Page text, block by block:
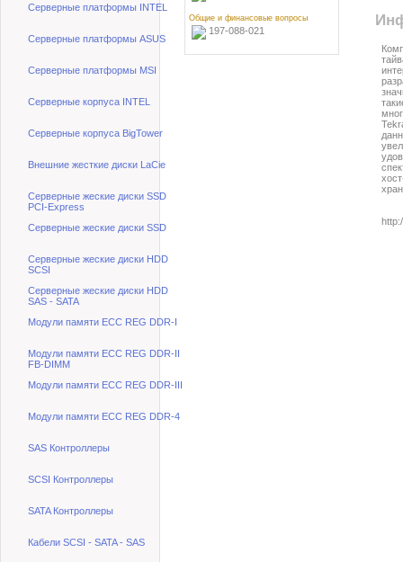
Серверные платформы INTEL
Серверные платформы ASUS
Серверные платформы MSI
Серверные корпуса INTEL
Серверные корпуса BigTower
Внешние жесткие диски LaCie
Серверные жеские диски SSD
PCI-Express
Серверные жеские диски SSD
Серверные жеские диски HDD
SCSI
Серверные жеские диски HDD
SAS - SATA
Модули памяти ECC REG DDR-I
Модули памяти ECC REG DDR-II
FB-DIMM
Модули памяти ECC REG DDR-III
Модули памяти ECC REG DDR-4
SAS Контроллеры
SCSI Контроллеры
SATA Контроллеры
Кабели SCSI - SATA - SAS
Общие и финансовые вопросы
197-088-021